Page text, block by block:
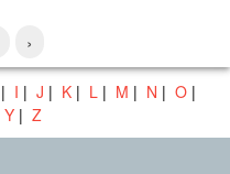
›
| I | J | K | L | M | N | O |
Y | Z